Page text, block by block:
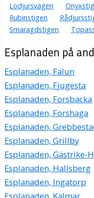
Lodjursvägen
Rubinstigen
Smaragdstigen
Esplanaden på
Esplanaden, Falun
Esplanaden, Fjugesta
Esplanaden, Forsbacka
Esplanaden, Forshaga
Esplanaden,
Esplanaden, Grillby
Esplanaden, Gästrike-
Esplanaden, Hallsberg
Esplanaden, Ingatorp